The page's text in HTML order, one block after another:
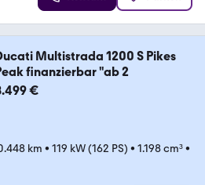
Multistrada 1200 S Pikes
finanzierbar "ab 2
€
km • 119 kW (162 PS) • 1.198 cm³•